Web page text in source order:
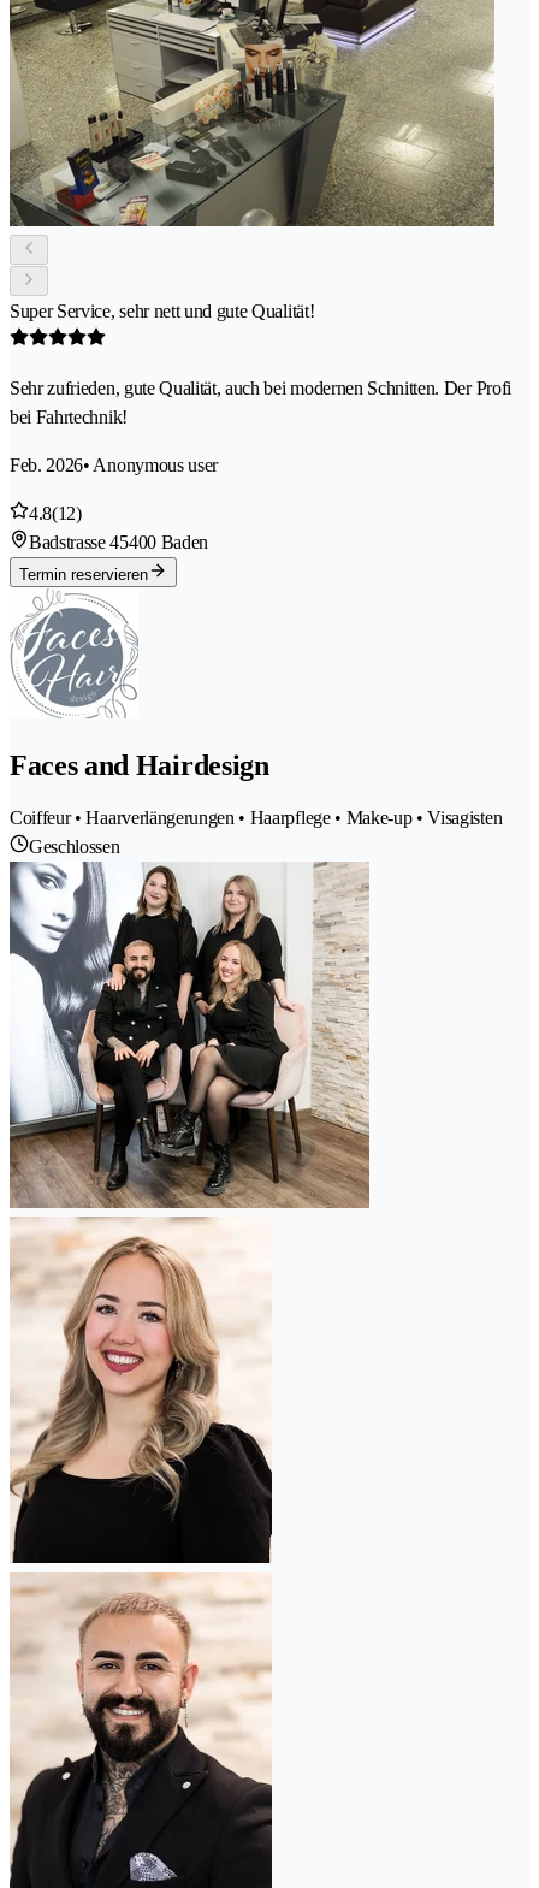
Super Service, sehr nett und gute Qualität!
Sehr zufrieden, gute Qualität, auch bei modernen Schnitten. Der Profi
bei Fahrtechnik!
Feb. 2026• Anonymous user
4.8(12)
Badstrasse 45400 Baden
Termin reservieren
Faces and Hairdesign
Coiffeur • Haarverlängerungen • Haarpflege • Make-up • Visagisten
Geschlossen